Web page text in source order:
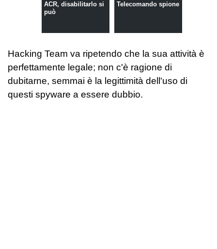
ACR, disabilitarlo si
può
Telecomando spione
Hacking Team va ripetendo che la sua attività è
perfettamente legale; non c'è ragione di
dubitarne, semmai è la legittimità dell'uso di
questi spyware a essere dubbio.